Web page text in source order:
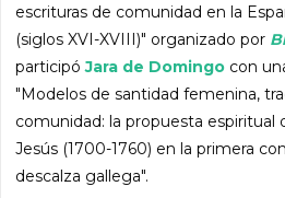
escrituras de comunidad en la
(siglos XVI-XVIII)" organizado por
participóJara de Domingo con
"Modelos de santidad femenina,
comunidad: la propuesta espiritual
Jesús (1700-1760) en la primera
descalza gallega".